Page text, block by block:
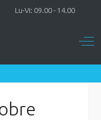
Lu-Vi: 09.00 - 14.00
Off-